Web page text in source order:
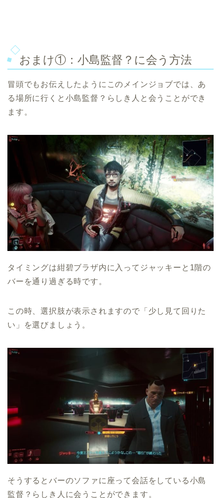
おまけ①：小島監督？に会う方法
冒頭でもお伝えしたようにこのメインジョブでは、あ
る場所に行くと小島監督？らしき人と会うことができ
ます。
タイミングは紺碧ブラザ内に入ってジャッキーと1階の
バーを通り過ぎる時です。
この時、選択肢が表示されますので「少し見て回りた
い」を選びましょう。
そうするとバーのソファに座って会話をしている小島
監督？らしき人に会うことができます。